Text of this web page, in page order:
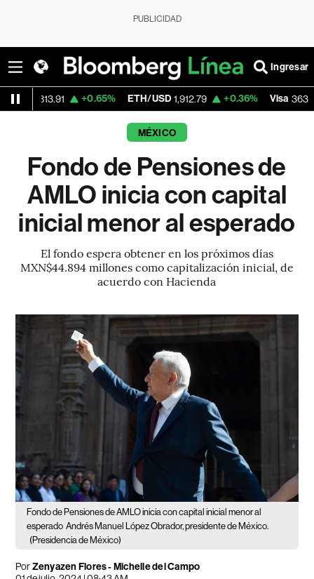
PUBLICIDAD
Ingresar
+0.65% ETH/USD 1,912.79 +0.36% Visa 363.07 -
MÉXICO
Fondo de Pensiones de
AMLO inicia con capital
inicial menor al esperado
El fondo espera obtener en los próximos días
MXN$44.894 millones como capitalización inicial, de
acuerdo con Hacienda
Fondo de Pensiones de AMLO inicia con capital inicial menor al
esperado Andrés Manuel López Obrador, presidente de México.
(Presidencia de México)
PorZenyazen Flores-Michelle del Campo